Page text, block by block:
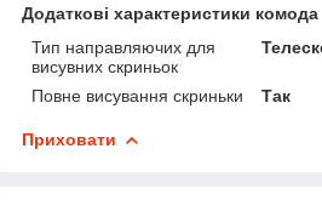
Додаткові характеристики комода
Тип направляючих для
висувних скриньок
Повне висування скриньки Так
Приховати